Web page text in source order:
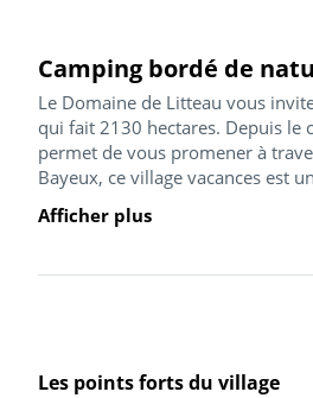
Camping bordé de
Le Domaine de Litteau vous
qui fait 2130 hectares. Depuis le
permet de vous promener à
Bayeux, ce village vacances est
Afficher plus
Les points forts du village